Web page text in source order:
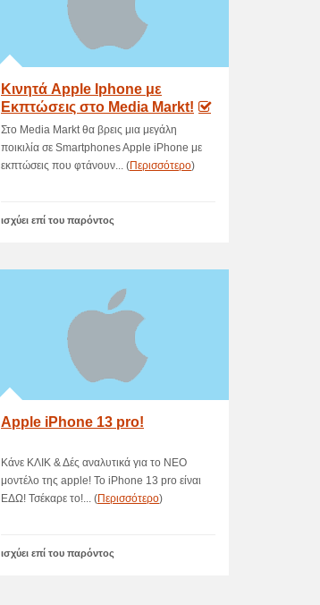
Κινητά Apple Iphone με
Εκπτώσεις στο Media Markt!
Στο Media Markt θα βρεις μια μεγάλη
ποικιλία σε Smartphones Apple iPhone με
εκπτώσεις που φτάνουν... (Περισσότερο)
ισχύει επί του παρόντος
Apple iPhone 13 pro!
Κάνε ΚΛΙΚ & Δές αναλυτικά για το ΝΕΟ
μοντέλο της apple! Το iPhone 13 pro είναι
ΕΔΩ! Τσέκαρε το!... (Περισσότερο)
ισχύει επί του παρόντος